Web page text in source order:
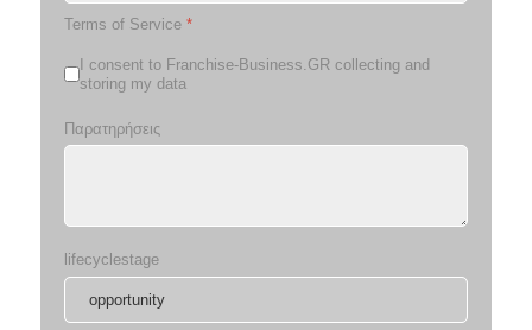
Terms of Service *
I consent to Franchise-Business.GR collecting and
storing my data
Παρατηρήσεις
lifecyclestage